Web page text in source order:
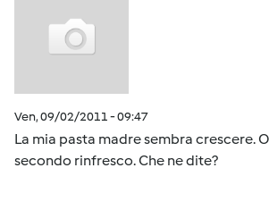
Ven, 09/02/2011 - 09:47
La mia pasta madre sembra crescere.
secondo rinfresco. Che ne dite?